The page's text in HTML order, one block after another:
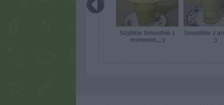
Szybkie Smoothie z
melonem...:)
Smoothie z
:)